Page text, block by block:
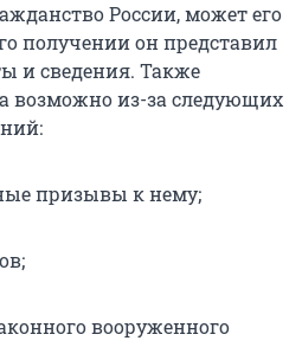
России, может его
получении он представил
и сведения. Также
возможно из-за следующих
призывы к нему;
вооруженного